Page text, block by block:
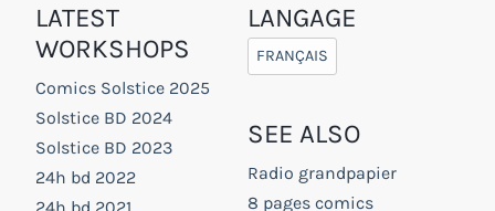
LATEST
WORKSHOPS
Comics Solstice 2025
Solstice BD 2024
Solstice BD 2023
24h bd 2022
24h bd 2021
LANGAGE
FRANÇAIS
SEE ALSO
Radio grandpapier
8 pages comics